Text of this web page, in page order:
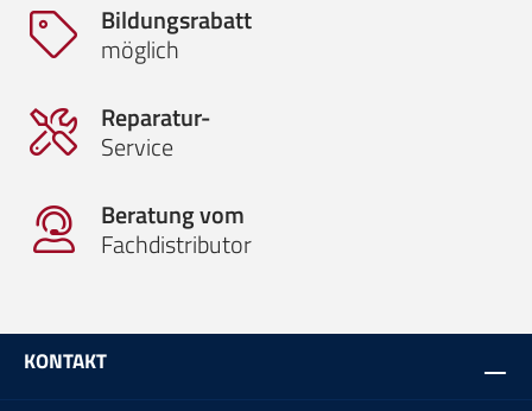
Bildungsrabatt
möglich
Reparatur-
Service
Beratung vom
Fachdistributor
KONTAKT